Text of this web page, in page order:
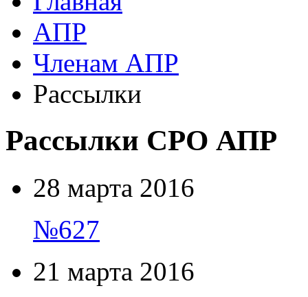
АПР
Членам АПР
Рассылки
Рассылки СРО АПР
28 марта 2016
№627
21 марта 2016